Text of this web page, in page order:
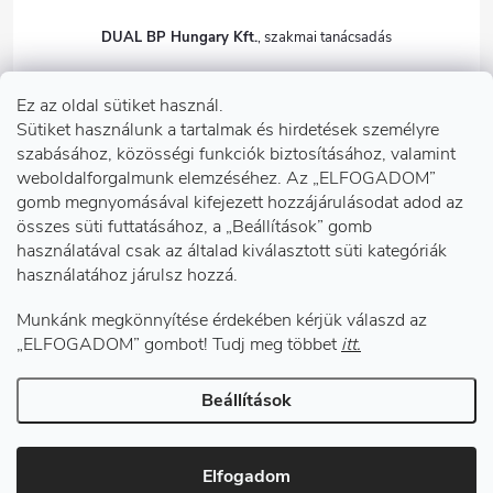
Ez az oldal sütiket használ.
Sütiket használunk a tartalmak és hirdetések személyre
szabásához, közösségi funkciók biztosításához, valamint
weboldalforgalmunk elemzéséhez. Az „ELFOGADOM”
gomb megnyomásával kifejezett hozzájárulásodat adod az
összes süti futtatásához, a „Beállítások” gomb
használatával csak az általad kiválasztott süti kategóriák
használatához járulsz hozzá.
Munkánk megkönnyítése érdekében kérjük válaszd az
„ELFOGADOM” gombot! Tudj meg többet itt.
Beállítások
Elfogadom
Információk önnek
Telephelyeink
Facebook
DUAL BP Hungary Kft.
dualbp.hu
Copyright 2026DUAL BP Hungary Kft.. Minden jog fenntartva.Süti
beállítások szerkesztése